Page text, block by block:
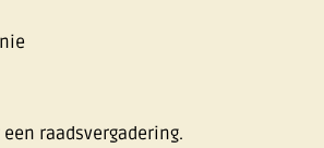
raadsvergadering.